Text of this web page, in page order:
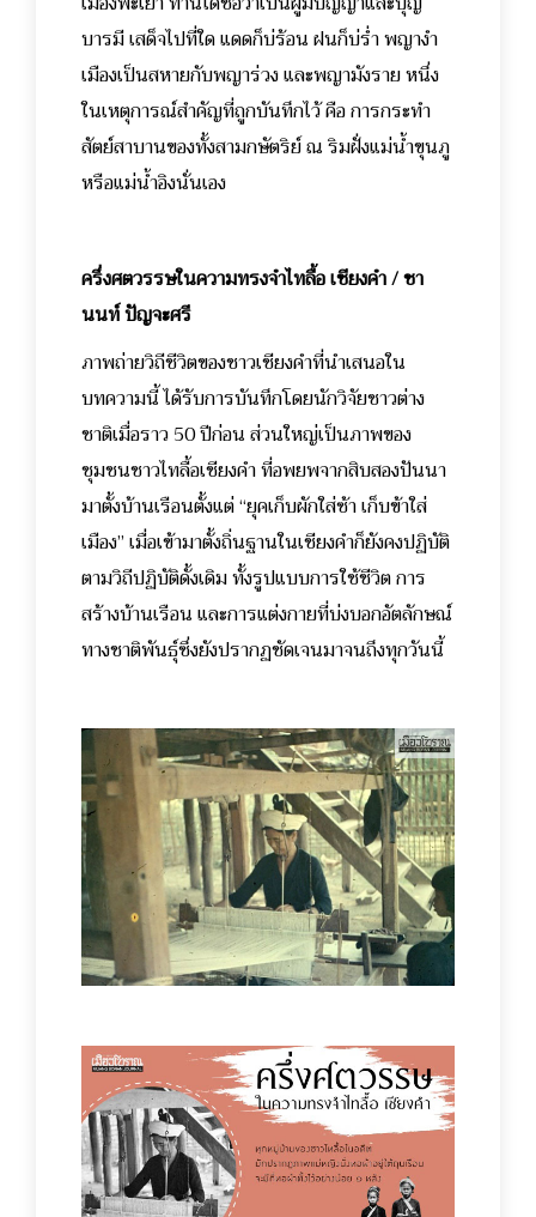
บารมี เสด็จไปที่ใด แดดก็บ่ร้อน ฝนก็บ่ร่ำ พญางำ
เมืองเป็นสหายกับพญาร่วง และพญามังราย หนึ่ง
ในเหตุการณ์สำคัญที่ถูกบันทึกไว้ คือ การกระทำ
สัตย์สาบานของทั้งสามกษัตริย์ ณ ริมฝั่งแม่น้ำขุนภู
หรือแม่น้ำอิงนั่นเอง
ครึ่งศตวรรษในความทรงจำไทลื้อ เชียงคำ / ชา
นนท์ ปัญจะศรี
ภาพถ่ายวิถีชีวิตของชาวเชียงคำที่นำเสนอใน
บทความนี้ ได้รับการบันทึกโดยนักวิจัยชาวต่าง
ชาติเมื่อราว 50 ปีก่อน ส่วนใหญ่เป็นภาพของ
ชุมชนชาวไทลื้อเชียงคำ ที่อพยพจากสิบสองปันนา
มาตั้งบ้านเรือนตั้งแต่ “ยุคเก็บผักใส่ซ้า เก็บข้าใส่
เมือง” เมื่อเข้ามาตั้งถิ่นฐานในเชียงคำก็ยังคงปฏิบัติ
ตามวิถีปฏิบัติดั้งเดิม ทั้งรูปแบบการใช้ชีวิต การ
สร้างบ้านเรือน และการแต่งกายที่บ่งบอกอัตลักษณ์
ทางชาติพันธุ์ซึ่งยังปรากฏชัดเจนมาจนถึงทุกวันนี้